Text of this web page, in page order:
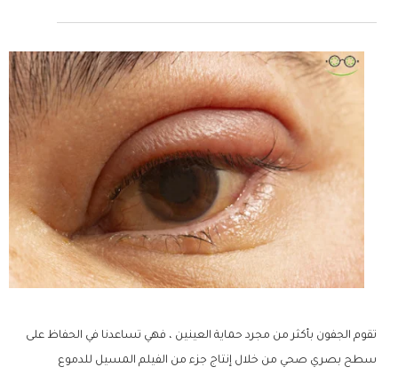
تقوم الجفون بأكثر من مجرد حماية العينين ، فهي تساعدنا في الحفاظ على
سطح بصري صحي من خلال إنتاج جزء من الفيلم المسيل للدموع